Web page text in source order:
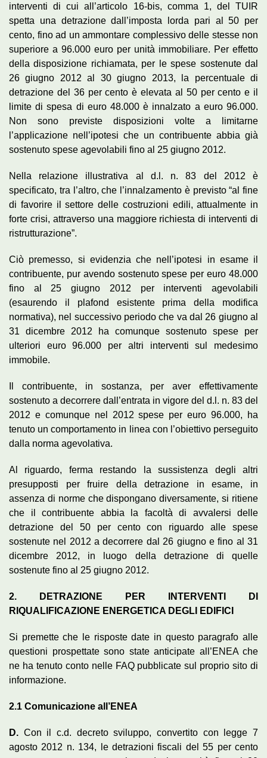
interventi di cui all’articolo 16-bis, comma 1, del TUIR
spetta una detrazione dall’imposta lorda pari al 50 per
cento, fino ad un ammontare complessivo delle stesse non
superiore a 96.000 euro per unità immobiliare. Per effetto
della disposizione richiamata, per le spese sostenute dal
26 giugno 2012 al 30 giugno 2013, la percentuale di
detrazione del 36 per cento è elevata al 50 per cento e il
limite di spesa di euro 48.000 è innalzato a euro 96.000.
Non sono previste disposizioni volte a limitarne
l’applicazione nell’ipotesi che un contribuente abbia già
sostenuto spese agevolabili fino al 25 giugno 2012.
Nella relazione illustrativa al d.l. n. 83 del 2012 è
specificato, tra l’altro, che l’innalzamento è previsto “al fine
di favorire il settore delle costruzioni edili, attualmente in
forte crisi, attraverso una maggiore richiesta di interventi di
ristrutturazione”.
Ciò premesso, si evidenzia che nell’ipotesi in esame il
contribuente, pur avendo sostenuto spese per euro 48.000
fino al 25 giugno 2012 per interventi agevolabili
(esaurendo il plafond esistente prima della modifica
normativa), nel successivo periodo che va dal 26 giugno al
31 dicembre 2012 ha comunque sostenuto spese per
ulteriori euro 96.000 per altri interventi sul medesimo
immobile.
Il contribuente, in sostanza, per aver effettivamente
sostenuto a decorrere dall’entrata in vigore del d.l. n. 83 del
2012 e comunque nel 2012 spese per euro 96.000, ha
tenuto un comportamento in linea con l’obiettivo perseguito
dalla norma agevolativa.
Al riguardo, ferma restando la sussistenza degli altri
presupposti per fruire della detrazione in esame, in
assenza di norme che dispongano diversamente, si ritiene
che il contribuente abbia la facoltà di avvalersi delle
detrazione del 50 per cento con riguardo alle spese
sostenute nel 2012 a decorrere dal 26 giugno e fino al 31
dicembre 2012, in luogo della detrazione di quelle
sostenute fino al 25 giugno 2012.
2.
DETRAZIONE PER INTERVENTI DI
RIQUALIFICAZIONE ENERGETICA DEGLI EDIFICI
Si premette che le risposte date in questo paragrafo alle
questioni prospettate sono state anticipate all’ENEA che
ne ha tenuto conto nelle FAQ pubblicate sul proprio sito di
informazione.
2.1 Comunicazione all’ENEA
D. Con il c.d. decreto sviluppo, convertito con legge 7
agosto 2012 n. 134, le detrazioni fiscali del 55 per cento